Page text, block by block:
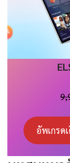
อัพเกรด